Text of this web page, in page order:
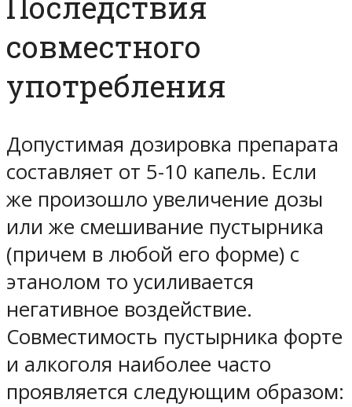
совместного
употребления
Допустимая дозировка препарата
составляет от 5-10 капель. Если
же произошло увеличение дозы
или же смешивание пустырника
(причем в любой его форме) с
этанолом то усиливается
негативное воздействие.
Совместимость пустырника форте
и алкоголя наиболее часто
проявляется следующим образом: